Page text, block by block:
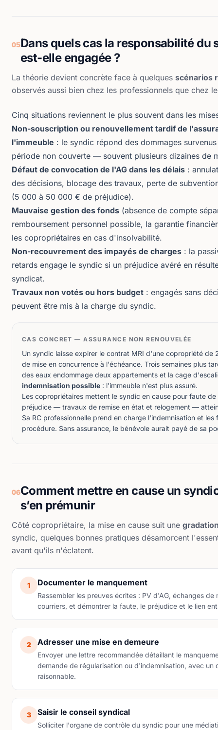
05Dans quels cas la responsabilité du
est-elle engagée ?
La théorie devient concrète face à quelques scénarios
observés aussi bien chez les professionnels que chez
Cinq situations reviennent le plus souvent dans les
Non-souscription ou renouvellement tardif de
l'immeuble : le syndic répond des dommages
période non couverte — souvent plusieurs dizaines de
Défaut de convocation de l'AG dans les délais :
des décisions, blocage des travaux, perte de
(5 000 à 50 000 € de préjudice).
Mauvaise gestion des fonds (absence de compte
remboursement personnel possible, la garantie
les copropriétaires en cas d'insolvabilité.
Non-recouvrement des impayés de charges : la
retards engage le syndic si un préjudice avéré en
syndicat.
Travaux non votés ou hors budget : engagés sans
peuvent être mis à la charge du syndic.
CAS CONCRET — ASSURANCE NON RENOUVELÉE
Un syndic laisse expirer le contrat MRI d'une copropriété de
de mise en concurrence à l'échéance. Trois semaines plus
des eaux endommage deux appartements et la cage
indemnisation possible : l'immeuble n'est plus assuré.
Les copropriétaires mettent le syndic en cause pour faute de
préjudice — travaux de remise en état et relogement —
Sa RC professionnelle prend en charge l'indemnisation et les
procédure. Sans assurance, le bénévole aurait payé de sa
06Comment mettre en cause un
s’en prémunir
Côté copropriétaire, la mise en cause suit une
syndic, quelques bonnes pratiques désamorcent
avant qu'ils n'éclatent.
1 Documenter le manquement
Rassembler les preuves écrites : PV d'AG, échanges de
courriers, et démontrer la faute, le préjudice et le lien
2 Adresser une mise en demeure
Envoyer une lettre recommandée détaillant le
demande de régularisation ou d'indemnisation, avec un
raisonnable.
3 Saisir le conseil syndical
Solliciter l'organe de contrôle du syndic pour une